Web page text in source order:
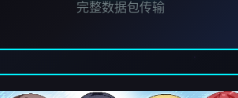
完整数据包传输